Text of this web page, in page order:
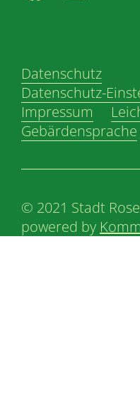
Datenschutz
Datenschutz-
Impressum
Gebärdensprache
© 2021 Stadt
powered by